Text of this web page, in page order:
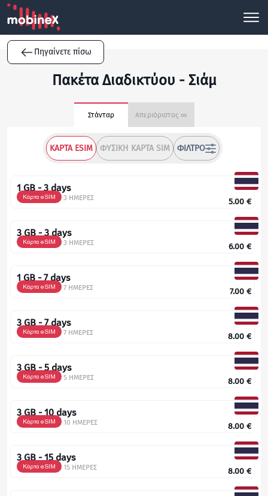
Πηγαίνετε πίσω
Πακέτα Διαδικτύου - Σιάμ
Στάνταρ Απεριόριστος ∞
ΚΆΡΤΑ ESIM ΦΥΣΙΚΉ ΚΆΡΤΑ SIM ΦΊΛΤΡΟ
1 GB - 3 days
Κάρτα eSIM 3 ΗΜΕΡΕΣ 5.00 €
3 GB - 3 days
Κάρτα eSIM 3 ΗΜΕΡΕΣ 6.00 €
1 GB - 7 days
Κάρτα eSIM 7 ΗΜΕΡΕΣ 7.00 €
3 GB - 7 days
Κάρτα eSIM 7 ΗΜΕΡΕΣ 8.00 €
3 GB - 5 days
Κάρτα eSIM 5 ΗΜΕΡΕΣ 8.00 €
3 GB - 10 days
Κάρτα eSIM 10 ΗΜΕΡΕΣ 8.00 €
3 GB - 15 days
Κάρτα eSIM 15 ΗΜΕΡΕΣ 8.00 €